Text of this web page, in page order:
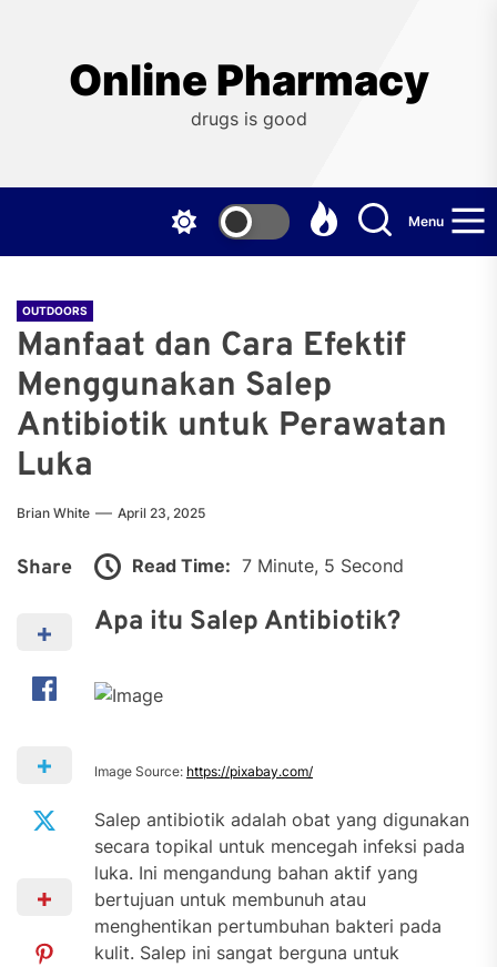
Online Pharmacy
drugs is good
Menu
OUTDOORS
Manfaat dan Cara Efektif
Menggunakan Salep
Antibiotik untuk Perawatan
Luka
Brian White April 23, 2025
Share Read Time: 7 Minute, 5 Second
Apa itu Salep Antibiotik?
Image Source: https://pixabay.com/
Salep antibiotik adalah obat yang digunakan
secara topikal untuk mencegah infeksi pada
luka. Ini mengandung bahan aktif yang
bertujuan untuk membunuh atau
menghentikan pertumbuhan bakteri pada
kulit. Salep ini sangat berguna untuk